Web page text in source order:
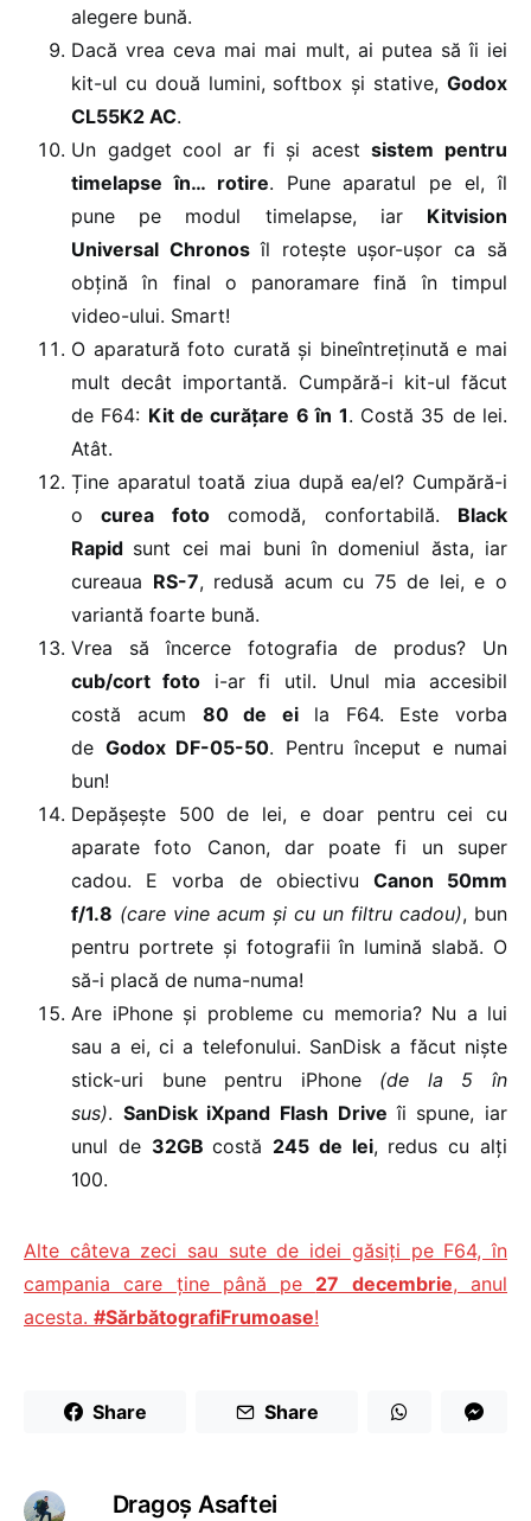
alegere bună.
Dacă vrea ceva mai mai mult, ai putea să îi iei
kit-ul cu două lumini, softbox și stative, Godox
CL55K2 AC.
Un gadget cool ar fi și acestsistem pentru
timelapse în… rotire. Pune aparatul pe el, îl
pune pe modul timelapse, iar Kitvision
Universal Chronosîl rotește ușor-ușor ca să
obțină în final o panoramare fină în timpul
video-ului. Smart!
O aparatură foto curată și bineîntreținută e mai
mult decât importantă. Cumpără-i kit-ul făcut
de F64: Kit de curățare 6 în 1. Costă 35 de lei.
Atât.
Ține aparatul toată ziua după ea/el? Cumpără-i
ocurea fotocomodă, confortabilă. Black
Rapid sunt cei mai buni în domeniul ăsta, iar
cureaua RS-7, redusă acum cu 75 de lei, e o
variantă foarte bună.
Vrea să încerce fotografia de produs? Un
cub/cort foto i-ar fi util. Unul mia accesibil
costă acum 80 de ei la F64. Este vorba
de Godox DF-05-50. Pentru început e numai
bun!
Depășește 500 de lei, e doar pentru cei cu
aparate foto Canon, dar poate fi un super
cadou. E vorba de obiectivu Canon 50mm
f/1.8 (care vine acum și cu un filtru cadou), bun
pentru portrete și fotografii în lumină slabă. O
să-i placă de numa-numa!
Are iPhone și probleme cu memoria? Nu a lui
sau a ei, ci a telefonului. SanDisk a făcut niște
stick-uri bune pentru iPhone (de la 5 în
sus). SanDisk iXpand Flash Driveîi spune, iar
unul de 32GBcostă 245 de lei, redus cu alți
100.
Alte câteva zeci sau sute de idei găsiți pe F64, în
campania care ține până pe 27 decembrie, anul
acesta. #SărbătografiFrumoase!
Share Share
Dragoş Asaftei